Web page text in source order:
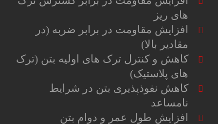
های ریز
افزایش مقاومت در برابر ضربه (در
مقادیر بالا)
کاهش و کنترل ترک های اولیه بتن (ترک
های پلاستیک)
کاهش نفوذپذیری بتن در شرایط
نامساعد
افزایش طول عمر و دوام بتن